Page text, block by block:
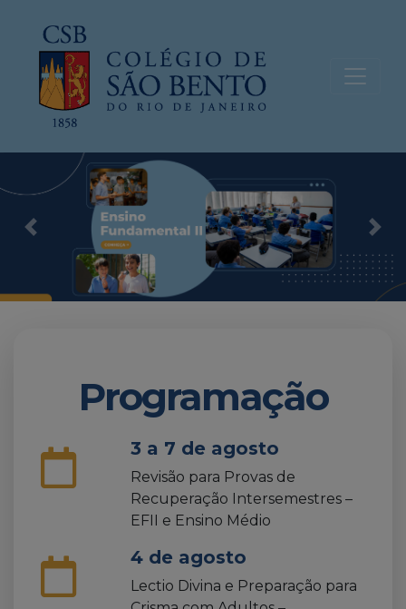
Previous
Programação
3 a 7 de agosto
Revisão para Provas de
Recuperação Intersemestres –
EFII e Ensino Médio
4 de agosto
Lectio Divina e Preparação para